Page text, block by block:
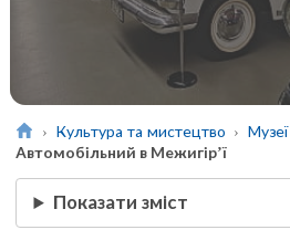
Культура та мистецтво
Музеї
Автомобільний в Межигір’ї
Показати зміст